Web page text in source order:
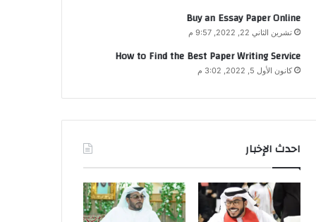
Buy an Essay Paper Online
تشرين الثاني 22, 2022, 9:57 م
How to Find the Best Paper Writing Service
كانون الأول 5, 2022, 3:02 م
احدث الإخبار